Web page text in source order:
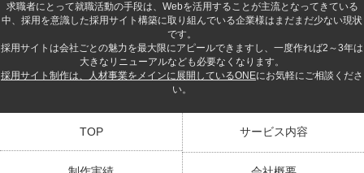
求職者にとって就職活動の手段は、Webを活用することが主流となってきている
中、採用を意識した採用サイト構築に取り組んでいる企業様はまだまだ少ない現状
です。
採用サイトは会社ごとの魅力を最大限にアピールできますし、一度作れば2～3年は
大きなリニューアルなども必要なくなります。
採用サイト制作は、人材事業をメインに展開しているONEにお気軽にご相談くださ
い。
TOP サービス内容